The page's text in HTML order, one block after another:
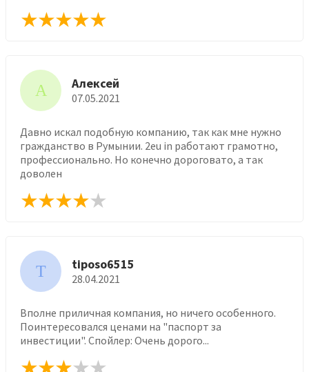
А Алексей
07.05.2021
Давно искал подобную компанию, так как мне нужно
гражданство в Румынии. 2eu in работают грамотно,
профессионально. Но конечно дороговато, а так
доволен
T tiposo6515
28.04.2021
Вполне приличная компания, но ничего особенного.
Поинтересовался ценами на "паспорт за
инвестиции". Спойлер: Очень дорого...